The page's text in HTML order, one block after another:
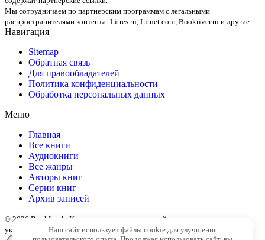
Мы сотрудничаем по партнерским программам с легальными
распространителями контента: Litres.ru, Litnet.com, Bookriver.ru и другие.
Навигация
Sitemap
Обратная связь
Для правообладателей
Политика конфиденциальности
Обработка персональных данных
Меню
Главная
Все книги
Аудиокниги
Все жанры
Авторы книг
Серии книг
Архив записей
© 2026 BookLook. Копирование материалов сайта разрешено только с
указанием активной ссылки на источник
Наш сайт использует файлы cookie для улучшения